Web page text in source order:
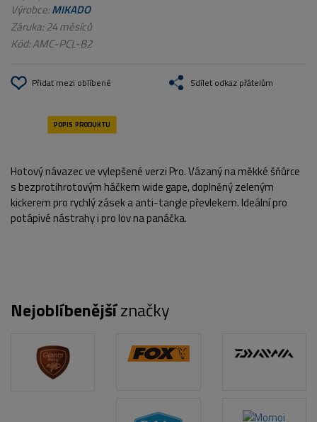
Výrobce:MIKADO
Záruka: 24 měsíců
Kód:AMC-PCL-B2
Přidat mezi oblíbené Sdílet odkaz přátelům
Hotový návazec ve vylepšené verzi Pro. Vázaný na měkké šňůrce
s bezprotihrotovým háčkem wide gape, doplněný zeleným
kickerem pro rychlý zásek a anti-tangle převlekem. Ideální pro
potápivé nástrahy i pro lov na panáčka.
Nejoblíbenějšíznačky